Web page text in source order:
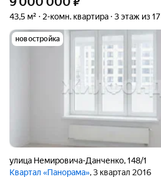
43,5 м² 2-комн. квартира 3 этаж из 17
новостройка
улица Немировича-Данченко,148/1
Квартал «Панорама», 3 квартал 2016